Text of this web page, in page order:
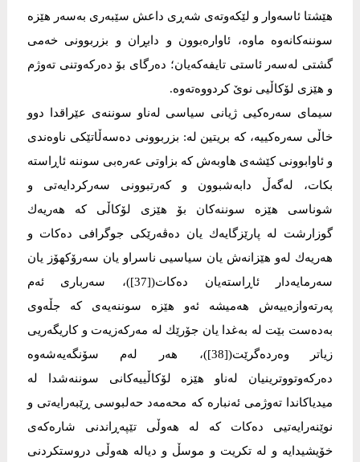
هێشتا ئاسەوار و لێكەوتەی شەڕی داعش سێبەری بەسەر هێزە
سوننەكانەوە ماوە، ئاوارەبوون و دابڕان و بزربوونی خەمی
گشتی لەسەر ئاستی تایفەكەیان؛ دەرگای بۆ دەركەوتنی تەوژم
و هێزی لۆكاڵیی نوێ كردووەتەوە.
سیمای سەرەكیی ژیانی سیاسی لەناو سوننەی عێراقدا دوو
خاڵی سەرەكییە، كە بریتین لە: بزربوونی دەسەڵاتێكی ناوەندی
و ئاوابوونی كێشەی هاوبەش كە بزاوتی عەرەبی سوننە ئاڕاستە
بكات، لەگەڵ دابەشبوون و كەرتبوونی سەركردایەتی و
شوناسی هێزە سوننەكان بۆ هێزی لۆكاڵی كە هەریەك
گوزارشت لە پارێزگایەك یان دەڤەرێكی جوگرافی دەكات و
هەریەك لەو هێزانەش یان سیاسیی ناسراو یان سەرۆكهۆز یان
سەرمایەدار ئاڕاستەیان دەكات([37])، سەرباری ئەم
پەرتەوازەییەش هەمیشە ئەو هێزە سوننەیەی كە جڵەوی
بەدەست بێت لە بەغدا یان جۆرێك لە مەركەزیەت و كاریگەریی
زیاتر وەردەگرێت([38])، هەر لەم سۆنگەیەشەوە
دەركەوتووترینیان لەناو هێزە لۆكاڵییەكانی سوننەشدا لە
میدیاكاندا تەوژمی ئەنبارە كە محەمەد حەلبوسی ڕێبەرایەتی و
نوێنەرایەتیی دەكات كە لە هەوڵی تێپەڕاندنی شارەكەی
خۆیشیدایە و لە تكریت و موسڵ و دیالە هەوڵی دروستكردنی